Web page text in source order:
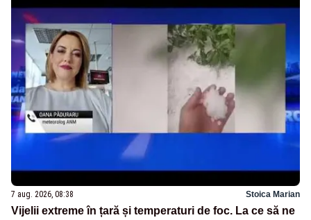
7 aug. 2026, 08:38 Stoica Marian
Vijelii extreme în țară și temperaturi de foc. La ce să ne